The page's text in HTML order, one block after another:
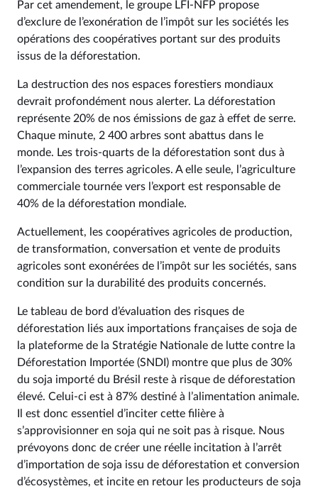
Par cet amendement, le groupe LFI-NFP propose
d’exclure de l’exonération de l’impôt sur les sociétés les
opérations des coopératives portant sur des produits
issus de la déforestation.
La destruction des nos espaces forestiers mondiaux
devrait profondément nous alerter. La déforestation
représente 20% de nos émissions de gaz à effet de serre.
Chaque minute, 2 400 arbres sont abattus dans le
monde. Les trois-quarts de la déforestation sont dus à
l’expansion des terres agricoles. A elle seule, l’agriculture
commerciale tournée vers l’export est responsable de
40% de la déforestation mondiale.
Actuellement, les coopératives agricoles de production,
de transformation, conversation et vente de produits
agricoles sont exonérées de l’impôt sur les sociétés, sans
condition sur la durabilité des produits concernés.
Le tableau de bord d’évaluation des risques de
déforestation liés aux importations françaises de soja de
la plateforme de la Stratégie Nationale de lutte contre la
Déforestation Importée (SNDI) montre que plus de 30%
du soja importé du Brésil reste à risque de déforestation
élevé. Celui-ci est à 87% destiné à l’alimentation animale.
Il est donc essentiel d’inciter cette filière à
s’approvisionner en soja qui ne soit pas à risque. Nous
prévoyons donc de créer une réelle incitation à l’arrêt
d’importation de soja issu de déforestation et conversion
d’écosystèmes, et incite en retour les producteurs de soja